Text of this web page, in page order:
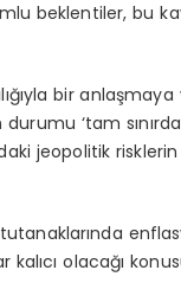
beklentiler, bu
bir
‘tam
jeopolitik
olacağı